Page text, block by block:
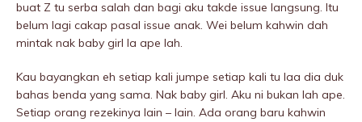
buat Z tu serba salah dan bagi aku takde issue langsung. Itu
belum lagi cakap pasal issue anak. Wei belum kahwin dah
mintak nak baby girl la ape lah.
Kau bayangkan eh setiap kali jumpe setiap kali tu laa dia duk
bahas benda yang sama. Nak baby girl. Aku ni bukan lah ape.
Setiap orang rezekinya lain – lain. Ada orang baru kahwin